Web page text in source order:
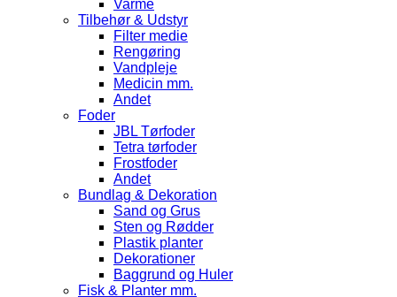
Varme
Tilbehør & Udstyr
Filter medie
Rengøring
Vandpleje
Medicin mm.
Andet
Foder
JBL Tørfoder
Tetra tørfoder
Frostfoder
Andet
Bundlag & Dekoration
Sand og Grus
Sten og Rødder
Plastik planter
Dekorationer
Baggrund og Huler
Fisk & Planter mm.